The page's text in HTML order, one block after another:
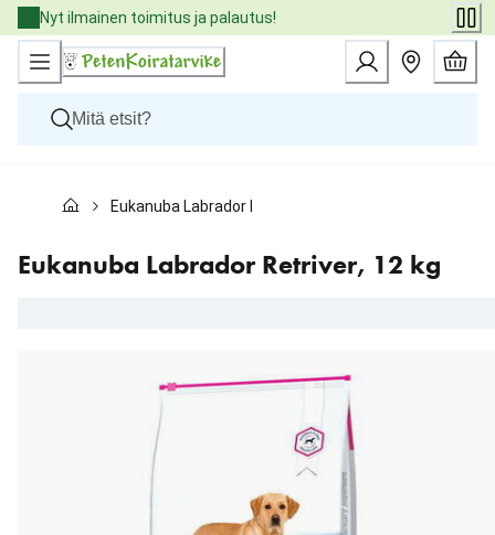
Skip
to
Content
Nyt ilmainen toimitus ja palautus!
Kissat
Eläinlääkäriruoat
Tuotemerkit
Eukanuba Labrador Retriver, 12 kg
Eukanuba Labrador Retriver, 12 kg